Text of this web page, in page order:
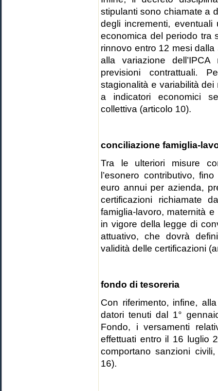
stipulanti sono chiamate a
degli incrementi,
economica del periodo tra
rinnovo entro 12 mesi
alla variazione
previsioni contrattuali.
stagionalità e variabilità
a indicatori economici
collettiva (articolo 10).
conciliazione famiglia-
Tra le ulteriori misure
l’esonero contributivo,
euro annui per azienda,
certificazioni richiamate
famiglia-lavoro, maternità
in vigore della legge di
attuativo, che dovrà
validità delle certificazioni
fondo di tesoreria
Con riferimento, infine,
datori tenuti dal 1°
Fondo, i versamenti
effettuati entro il 16 luglio
comportano sanzioni
16).